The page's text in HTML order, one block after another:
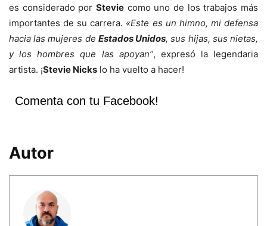
es considerado por Stevie como uno de los trabajos más
importantes de su carrera. «Este es un himno, mi defensa
hacia las mujeres de Estados Unidos, sus hijas, sus nietas,
y los hombres que las apoyan”, expresó la legendaria
artista. ¡Stevie Nicks lo ha vuelto a hacer!
Comenta con tu Facebook!
Autor